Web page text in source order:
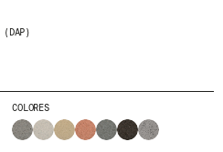
(DAP)
COLORES
NEWSLETTER.
LAPOLÍTICA DE